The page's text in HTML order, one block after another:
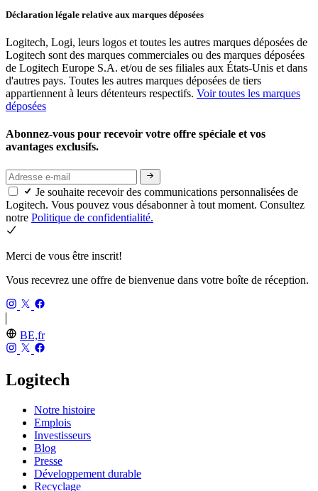
Déclaration légale relative aux marques déposées
Logitech, Logi, leurs logos et toutes les autres marques déposées de
Logitech sont des marques commerciales ou des marques déposées
de Logitech Europe S.A. et/ou de ses filiales aux États-Unis et dans
d'autres pays. Toutes les autres marques déposées de tiers
appartiennent à leurs détenteurs respectifs. Voir toutes les marques
déposées
Abonnez-vous pour recevoir votre offre spéciale et vos
avantages exclusifs.
Je souhaite recevoir des communications personnalisées de
Logitech. Vous pouvez vous désabonner à tout moment. Consultez
notre Politique de confidentialité.
Merci de vous être inscrit!
Vous recevrez une offre de bienvenue dans votre boîte de réception.
BE,fr
Logitech
Notre histoire
Emplois
Investisseurs
Blog
Presse
Développement durable
Recyclage